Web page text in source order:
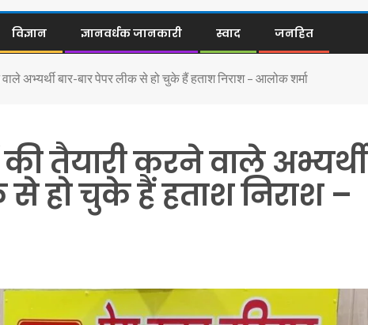
विज्ञान ज्ञानवर्धक जानकारी स्वाद जनहित
वाले अभ्यर्थी बार-बार पेपर लीक से हो चुके हैं हताश निराश – आलोक शर्मा
की तैयारी करने वाले अभ्यर्थी
हो चुके हैं हताश निराश –